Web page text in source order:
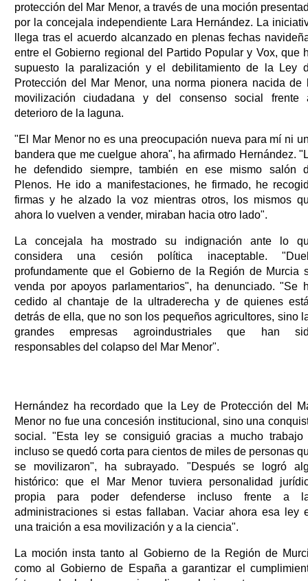
protección del Mar Menor, a través de una moción
por la concejala independiente Lara Hernández. La
llega tras el acuerdo alcanzado en plenas fechas
entre el Gobierno regional del Partido Popular y Vox, que
supuesto la paralización y el debilitamiento de la Ley
Protección del Mar Menor, una norma pionera nacida de
movilización ciudadana y del consenso social frente
deterioro de la laguna.
"El Mar Menor no es una preocupación nueva para mí ni
bandera que me cuelgue ahora", ha afirmado Hernández.
he defendido siempre, también en ese mismo salón
Plenos. He ido a manifestaciones, he firmado, he
firmas y he alzado la voz mientras otros, los mismos
ahora lo vuelven a vender, miraban hacia otro lado".
La concejala ha mostrado su indignación ante lo
considera una cesión política inaceptable.
profundamente que el Gobierno de la Región de Murcia
venda por apoyos parlamentarios", ha denunciado. "Se
cedido al chantaje de la ultraderecha y de quienes
detrás de ella, que no son los pequeños agricultores, sino
grandes empresas agroindustriales que han
responsables del colapso del Mar Menor".
Hernández ha recordado que la Ley de Protección del
Menor no fue una concesión institucional, sino una
social. "Esta ley se consiguió gracias a mucho trabajo
incluso se quedó corta para cientos de miles de personas
se movilizaron", ha subrayado. "Después se logró
histórico: que el Mar Menor tuviera personalidad
propia para poder defenderse incluso frente a
administraciones si estas fallaban. Vaciar ahora esa ley
una traición a esa movilización y a la ciencia".
La moción insta tanto al Gobierno de la Región de
como al Gobierno de España a garantizar el